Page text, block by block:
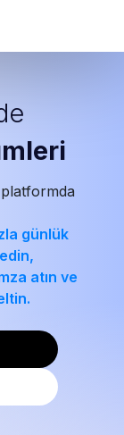
günlük
atın ve